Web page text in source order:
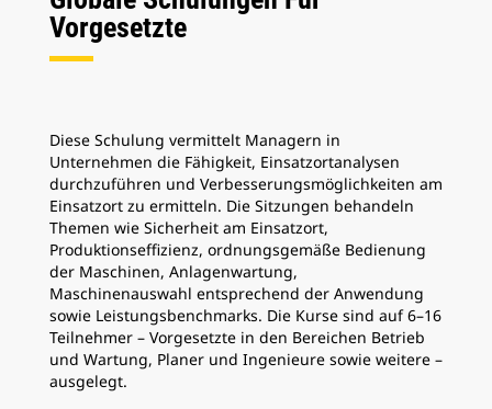
Vorgesetzte
Diese Schulung vermittelt Managern in
Unternehmen die Fähigkeit, Einsatzortanalysen
durchzuführen und Verbesserungsmöglichkeiten am
Einsatzort zu ermitteln. Die Sitzungen behandeln
Themen wie Sicherheit am Einsatzort,
Produktionseffizienz, ordnungsgemäße Bedienung
der Maschinen, Anlagenwartung,
Maschinenauswahl entsprechend der Anwendung
sowie Leistungsbenchmarks. Die Kurse sind auf 6–16
Teilnehmer – Vorgesetzte in den Bereichen Betrieb
und Wartung, Planer und Ingenieure sowie weitere –
ausgelegt.